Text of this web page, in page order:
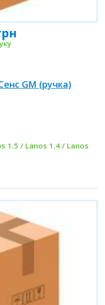
GM (ручка)
1.5 / Lanos 1.4 / Lanos